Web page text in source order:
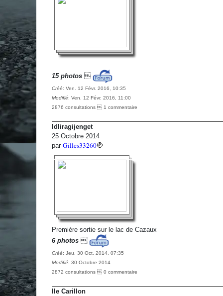
15 photos
Créé: Ven. 12 Févr. 2016, 10:35
Modifié: Ven. 12 Févr. 2016, 11:00
2876 consultations  1 commentaire
Idliragijenget
25 Octobre 2014
par Gilles33260
Première sortie sur le lac de Cazaux
6 photos
Créé: Jeu. 30 Oct. 2014, 07:35
Modifié: 30 Octobre 2014
2872 consultations  0 commentaire
Ile Carillon